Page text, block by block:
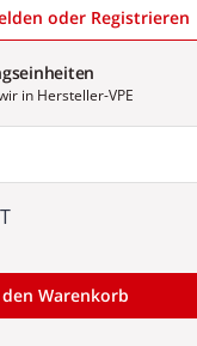
oder Registrieren
in Hersteller-VPE
Warenkorb